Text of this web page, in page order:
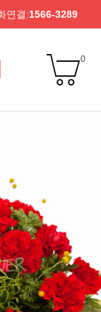
연결:1566-3289
0